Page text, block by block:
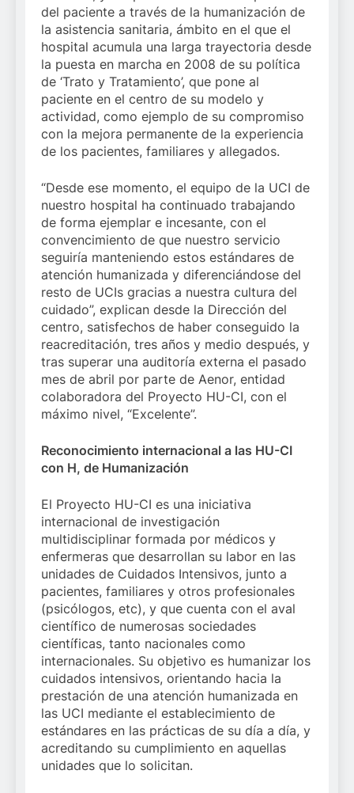
del paciente a través de la humanización de
la asistencia sanitaria, ámbito en el que el
hospital acumula una larga trayectoria desde
la puesta en marcha en 2008 de su política
de ‘Trato y Tratamiento’, que pone al
paciente en el centro de su modelo y
actividad, como ejemplo de su compromiso
con la mejora permanente de la experiencia
de los pacientes, familiares y allegados.
“Desde ese momento, el equipo de la UCI de
nuestro hospital ha continuado trabajando
de forma ejemplar e incesante, con el
convencimiento de que nuestro servicio
seguiría manteniendo estos estándares de
atención humanizada y diferenciándose del
resto de UCIs gracias a nuestra cultura del
cuidado”, explican desde la Dirección del
centro, satisfechos de haber conseguido la
reacreditación, tres años y medio después, y
tras superar una auditoría externa el pasado
mes de abril por parte de Aenor, entidad
colaboradora del Proyecto HU-CI, con el
máximo nivel, “Excelente”.
Reconocimiento internacional a las HU-CI
con H, de Humanización
El Proyecto HU-CI es una iniciativa
internacional de investigación
multidisciplinar formada por médicos y
enfermeras que desarrollan su labor en las
unidades de Cuidados Intensivos, junto a
pacientes, familiares y otros profesionales
(psicólogos, etc), y que cuenta con el aval
científico de numerosas sociedades
científicas, tanto nacionales como
internacionales. Su objetivo es humanizar los
cuidados intensivos, orientando hacia la
prestación de una atención humanizada en
las UCI mediante el establecimiento de
estándares en las prácticas de su día a día, y
acreditando su cumplimiento en aquellas
unidades que lo solicitan.